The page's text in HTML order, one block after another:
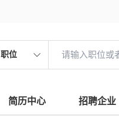
职位
简历中心 招聘企业